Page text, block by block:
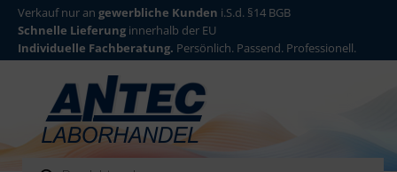
Verkauf nur an gewerbliche Kunden i.S.d. §14 BGB
Schnelle Lieferung innerhalb der EU
Individuelle Fachberatung. Persönlich. Passend. Professionell.
Products search